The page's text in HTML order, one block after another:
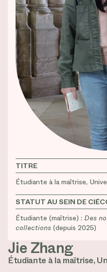
TITRE
Étudiante à la maîtrise,
STATUT AU SEIN DE
Étudiante (maîtrise) : Des
collections (depuis 2025)
Jie Zhang
Étudiante à la maîtrise,